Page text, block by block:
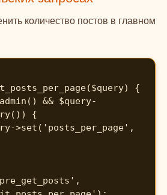
количество постов в главном
{
{